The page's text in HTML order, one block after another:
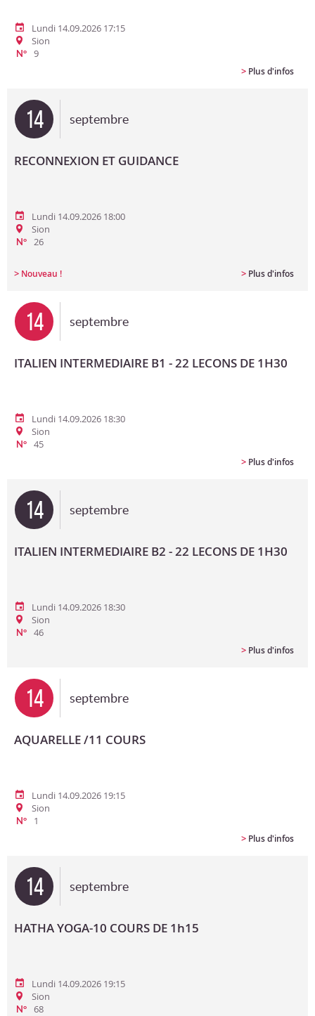
Lundi 14.09.2026 17:15
Sion
N°
9
> Plus d'infos
14 septembre
RECONNEXION ET GUIDANCE
Lundi 14.09.2026 18:00
Sion
N° 26
> Nouveau ! > Plus d'infos
14 septembre
ITALIEN INTERMEDIAIRE B1 - 22 LECONS DE 1H30
Lundi 14.09.2026 18:30
Sion
N°
45
> Plus d'infos
14 septembre
ITALIEN INTERMEDIAIRE B2 - 22 LECONS DE 1H30
Lundi 14.09.2026 18:30
Sion
N°
46
> Plus d'infos
14 septembre
AQUARELLE /11 COURS
Lundi 14.09.2026 19:15
Sion
N°
1
> Plus d'infos
14 septembre
HATHA YOGA-10 COURS DE 1h15
Lundi 14.09.2026 19:15
Sion
N°
68